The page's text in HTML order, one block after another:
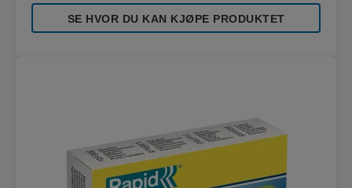
SE HVOR DU KAN KJØPE PRODUKTET